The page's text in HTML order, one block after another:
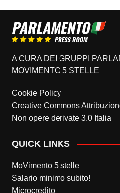
A CURA DEI GRUPPI
MOVIMENTO 5 STELLE
Cookie Policy
Creative Commons
Non opere derivate 3.0 Italia
QUICK LINKS
MoVimento 5 stelle
Salario minimo subito!
Microcredito